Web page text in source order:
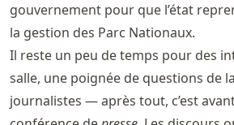
gouvernement pour que l’état
la gestion des Parc Nationaux.
Il reste un peu de temps pour des
salle, une poignée de questions de
journalistes — après tout, c’est